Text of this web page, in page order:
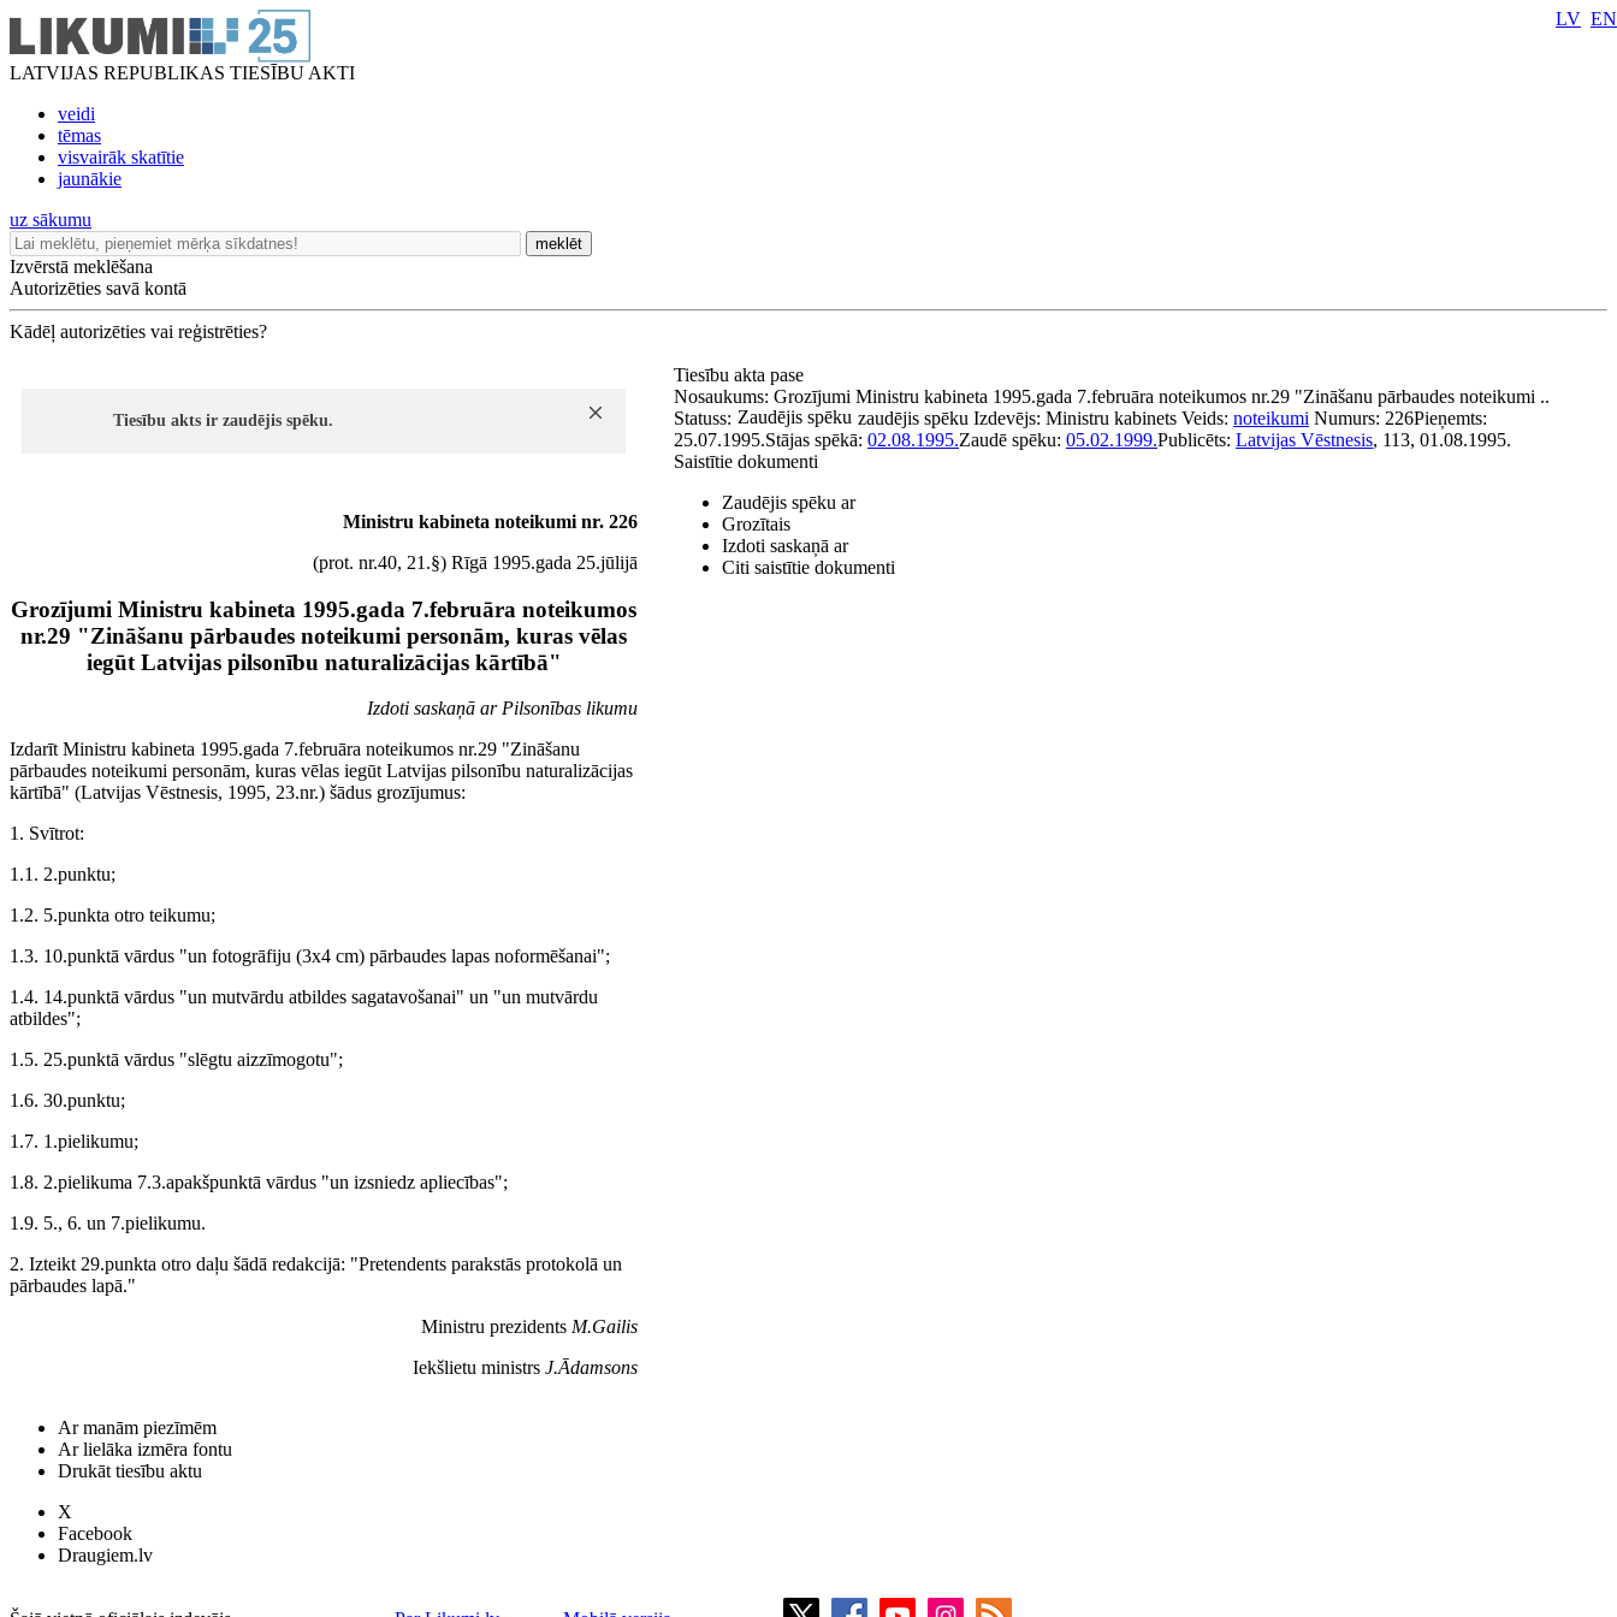
LATVIJAS REPUBLIKAS TIESĪBU AKTI
veidi
tēmas
visvairāk skatītie
jaunākie
LV EN
uz sākumu
meklēt
Izvērstā meklēšana
Autorizēties savā kontā
Kādēļ autorizēties vai reģistrēties?
Tiesību akts ir zaudējis spēku.
Ministru kabineta noteikumi nr. 226
(prot. nr.40, 21.§) Rīgā 1995.gada 25.jūlijā
Grozījumi Ministru kabineta 1995.gada 7.februāra noteikumos
nr.29 "Zināšanu pārbaudes noteikumi personām, kuras vēlas
iegūt Latvijas pilsonību naturalizācijas kārtībā"
Izdoti saskaņā ar Pilsonības likumu
Izdarīt Ministru kabineta 1995.gada 7.februāra noteikumos nr.29 "Zināšanu
pārbaudes noteikumi personām, kuras vēlas iegūt Latvijas pilsonību naturalizācijas
kārtībā" (Latvijas Vēstnesis, 1995, 23.nr.) šādus grozījumus:
1. Svītrot:
1.1. 2.punktu;
1.2. 5.punkta otro teikumu;
1.3. 10.punktā vārdus "un fotogrāfiju (3x4 cm) pārbaudes lapas noformēšanai";
1.4. 14.punktā vārdus "un mutvārdu atbildes sagatavošanai" un "un mutvārdu
atbildes";
1.5. 25.punktā vārdus "slēgtu aizzīmogotu";
1.6. 30.punktu;
1.7. 1.pielikumu;
1.8. 2.pielikuma 7.3.apakšpunktā vārdus "un izsniedz apliecības";
1.9. 5., 6. un 7.pielikumu.
2. Izteikt 29.punkta otro daļu šādā redakcijā: "Pretendents parakstās protokolā un
pārbaudes lapā."
Ministru prezidents M.Gailis
Iekšlietu ministrs J.Ādamsons
Tiesību akta pase
Nosaukums: Grozījumi Ministru kabineta 1995.gada 7.februāra noteikumos nr.29 "Zināšanu pārbaudes noteikumi ..
Statuss: Zaudējis spēku zaudējis spēku Izdevējs: Ministru kabinets Veids: noteikumi Numurs: 226Pieņemts:
25.07.1995.Stājas spēkā: 02.08.1995.Zaudē spēku: 05.02.1999.Publicēts: Latvijas Vēstnesis, 113, 01.08.1995.
Saistītie dokumenti
Zaudējis spēku ar
Grozītais
Izdoti saskaņā ar
Citi saistītie dokumenti
Ar manām piezīmēm
Ar lielāka izmēra fontu
Drukāt tiesību aktu
X
Facebook
Draugiem.lv